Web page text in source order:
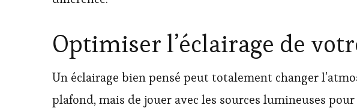
Optimiser l’éclairage de
Un éclairage bien pensé peut totalement changer
plafond, mais de jouer avec les sources lumineuses